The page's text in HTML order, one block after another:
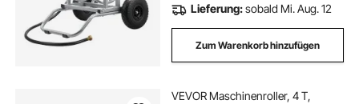
Lieferung:sobald Mi. Aug. 12
Zum Warenkorb hinzufügen
VEVOR Maschinenroller, 4 T,